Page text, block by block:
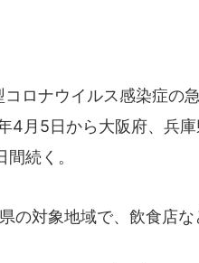
ロナウイルス感染症の
4月5日から大阪府、兵
間続く。
の対象地域で、飲食店な